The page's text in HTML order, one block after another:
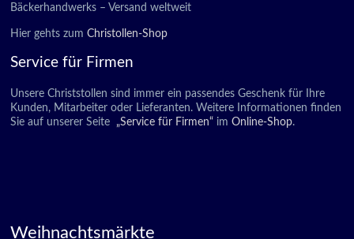
Bäckerhandwerks – Versand weltweit
Hier gehts zumChristollen-Shop
Service für Firmen
Unsere Christstollen sind immer ein passendes Geschenk für Ihre
Kunden, Mitarbeiter oder Lieferanten. Weitere Informationen finden
Sie auf unserer Seite
„Service für Firmen“ im Online-Shop.
Weihnachtsmärkte